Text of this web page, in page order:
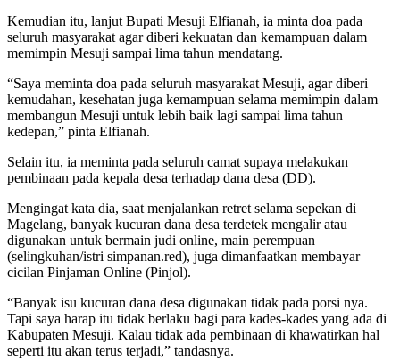
Kemudian itu, lanjut Bupati Mesuji Elfianah, ia minta doa pada
seluruh masyarakat agar diberi kekuatan dan kemampuan dalam
memimpin Mesuji sampai lima tahun mendatang.
“Saya meminta doa pada seluruh masyarakat Mesuji, agar diberi
kemudahan, kesehatan juga kemampuan selama memimpin dalam
membangun Mesuji untuk lebih baik lagi sampai lima tahun
kedepan,” pinta Elfianah.
Selain itu, ia meminta pada seluruh camat supaya melakukan
pembinaan pada kepala desa terhadap dana desa (DD).
Mengingat kata dia, saat menjalankan retret selama sepekan di
Magelang, banyak kucuran dana desa terdetek mengalir atau
digunakan untuk bermain judi online, main perempuan
(selingkuhan/istri simpanan.red), juga dimanfaatkan membayar
cicilan Pinjaman Online (Pinjol).
“Banyak isu kucuran dana desa digunakan tidak pada porsi nya.
Tapi saya harap itu tidak berlaku bagi para kades-kades yang ada di
Kabupaten Mesuji. Kalau tidak ada pembinaan di khawatirkan hal
seperti itu akan terus terjadi,” tandasnya.